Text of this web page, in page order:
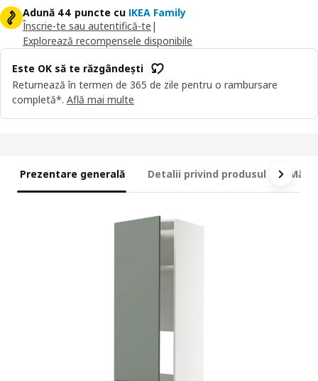
Adună 44 puncte cu IKEA Family
Înscrie-te sau autentifică-te |
Explorează recompensele disponibile
Este OK să te răzgândești
Returnează în termen de 365 de zile pentru o rambursare
completă*. Află mai multe
Prezentare generală Detalii privind produsul